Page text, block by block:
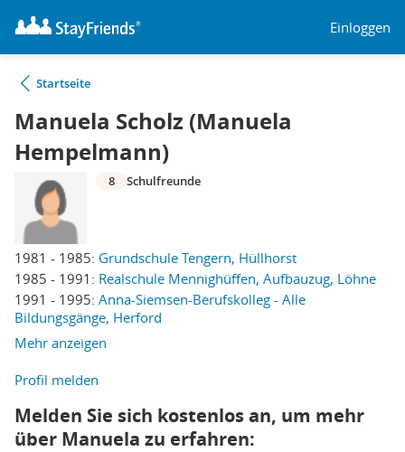
Einloggen
Startseite
Manuela Scholz (Manuela
Hempelmann)
1981 - 1985: Grundschule Tengern, Hüllhorst
1985 - 1991: Realschule Mennighüffen, Aufbauzug, Löhne
1991 - 1995: Anna-Siemsen-Berufskolleg - Alle
Bildungsgänge, Herford
Mehr anzeigen
8 Schulfreunde
Profil melden
Melden Sie sich kostenlos an, um mehr
über Manuela zu erfahren: